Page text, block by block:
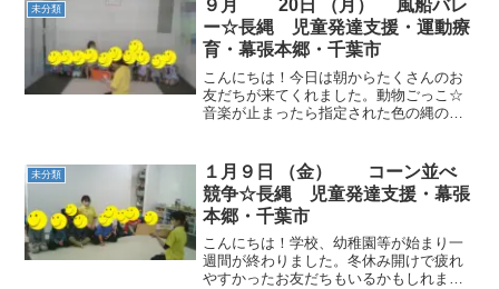
未分類
９月 20日 （月） 風船バレ
ー☆長縄 児童発達支援・運動療
育・幕張本郷・千葉市
こんにちは！今日は朝からたくさんのお
友だちが来てくれました。動物ごっこ☆
音楽が止まったら指定された色の縄の上
て動いていました。コーン並べ・コーン
集め☆2チームに分かれ、...
未分類
１月９日 （金） コーン並べ
競争☆長縄 児童発達支援・幕張
本郷・千葉市
こんにちは！学校、幼稚園等が始まり一
週間が終わりました。冬休み開けで疲れ
やすかったお友だちもいるかもしれませ